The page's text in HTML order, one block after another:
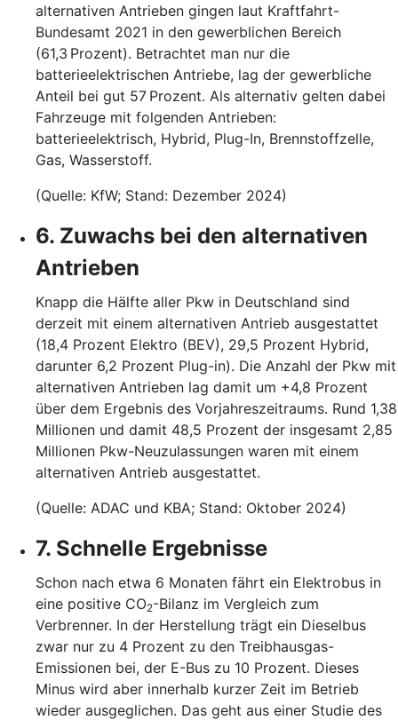
alternativen Antrieben gingen laut Kraftfahrt-
Bundesamt 2021 in den gewerblichen Bereich
(61,3 Prozent). Betrachtet man nur die
batterieelektrischen Antriebe, lag der gewerbliche
Anteil bei gut 57 Prozent. Als alternativ gelten dabei
Fahrzeuge mit folgenden Antrieben:
batterieelektrisch, Hybrid, Plug-In, Brennstoffzelle,
Gas, Wasserstoff.
(Quelle: KfW; Stand: Dezember 2024)
6. Zuwachs bei den alternativen
Antrieben
Knapp die Hälfte aller Pkw in Deutschland sind
derzeit mit einem alternativen Antrieb ausgestattet
(18,4 Prozent Elektro (BEV), 29,5 Prozent Hybrid,
darunter 6,2 Prozent Plug-in). Die Anzahl der Pkw mit
alternativen Antrieben lag damit um +4,8 Prozent
über dem Ergebnis des Vorjahreszeitraums. Rund 1,38
Millionen und damit 48,5 Prozent der insgesamt 2,85
Millionen Pkw-Neuzulassungen waren mit einem
alternativen Antrieb ausgestattet.
(Quelle: ADAC und KBA; Stand: Oktober 2024)
7. Schnelle Ergebnisse
Schon nach etwa 6 Monaten fährt ein Elektrobus in
eine positive CO2-Bilanz im Vergleich zum
Verbrenner. In der Herstellung trägt ein Dieselbus
zwar nur zu 4 Prozent zu den Treibhausgas-
Emissionen bei, der E-Bus zu 10 Prozent. Dieses
Minus wird aber innerhalb kurzer Zeit im Betrieb
wieder ausgeglichen. Das geht aus einer Studie des